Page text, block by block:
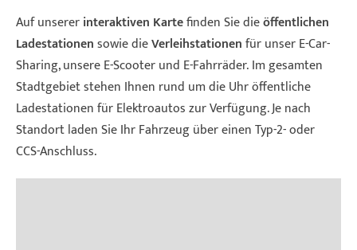
Auf unsererinteraktiven Kartefinden Sie dieöffentlichen
Ladestationensowie dieVerleihstationenfür unser E-Car-
Sharing, unsere E-Scooter und E-Fahrräder. Im gesamten
Stadtgebiet stehen Ihnen rund um die Uhr öffentliche
Ladestationen für Elektroautos zur Verfügung. Je nach
Standort laden Sie Ihr Fahrzeug über einen Typ-2- oder
CCS-Anschluss.